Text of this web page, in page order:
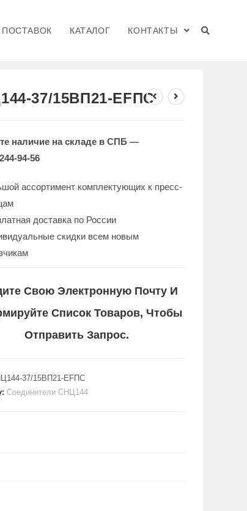
КАТАЛОГ КОНТАКТЫ
37/15ВП21-EFПC
наличие на складе в СПБ —
94-56
ассортимент комплектующих к пресс-
доставка по России
скидки всем новым
Свою Электронную Почту И
Список Товаров, Чтобы
Отправить Запрос.
37/15ВП21-EFПC
Соединители СНЦ144